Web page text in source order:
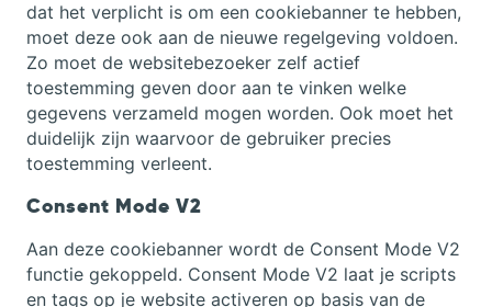
dat het verplicht is om een cookiebanner te hebben,
moet deze ook aan de nieuwe regelgeving voldoen.
Zo moet de websitebezoeker zelf actief
toestemming geven door aan te vinken welke
gegevens verzameld mogen worden. Ook moet het
duidelijk zijn waarvoor de gebruiker precies
toestemming verleent.
Consent Mode V2
Aan deze cookiebanner wordt de Consent Mode V2
functie gekoppeld. Consent Mode V2 laat je scripts
en tags op je website activeren op basis van de